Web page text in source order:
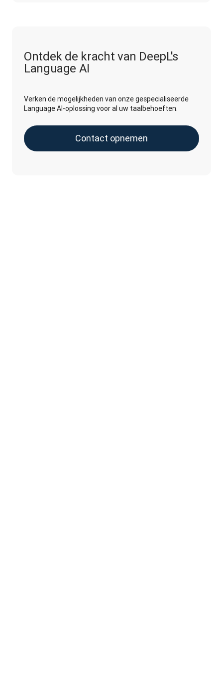
Ontdek de kracht van DeepL's
Language AI
Verken de mogelijkheden van onze gespecialiseerde
Language AI-oplossing voor al uw taalbehoeften.
Contact opnemen